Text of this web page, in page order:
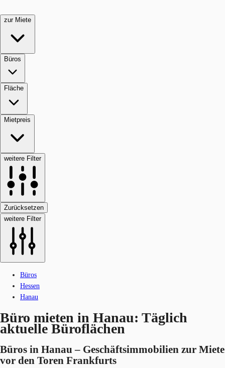
zur Miete
Büros
Fläche
Mietpreis
weitere Filter
Zurücksetzen
weitere Filter
Büros
Hessen
Hanau
Büro mieten in Hanau: Täglich
aktuelle Büroflächen
Büros in Hanau – Geschäftsimmobilien zur Miete
vor den​ Toren Frankfurts